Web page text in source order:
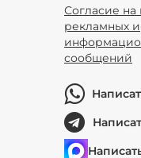
Согласие на
рекламных и
сообщений